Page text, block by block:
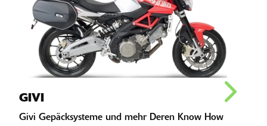
GIVI
Givi Gepäcksysteme und mehr Deren Know How